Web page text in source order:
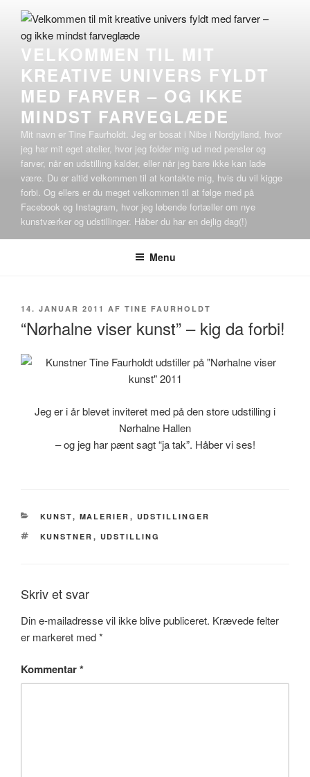
Videre
indhold
VELKOMMEN TIL MIT
KREATIVE UNIVERS FYLDT
MED FARVER – OG IKKE
MINDST FARVEGLÆDE
Mit navn er Tine Faurholdt. Jeg er bosat i Nibe i Nordjylland, hvor
jeg har mit eget atelier, hvor jeg folder mig ud med pensler og
farver, når en udstilling kalder, eller når jeg bare ikke kan lade
være. Du er altid velkommen til at kontakte mig, hvis du vil kigge
forbi. Og ellers er du meget velkommen til at følge med på
Facebook og Instagram, hvor jeg løbende fortæller om nye
kunstværker og udstillinger. Håber du har en dejlig dag(!)
Menu
UDGIVET
DEN
14. JANUAR 2011 AF TINE FAURHOLDT
“Nørhalne viser kunst” – kig da forbi!
Jeg er i år blevet inviteret med på den store udstilling i
Nørhalne Hallen
– og jeg har pænt sagt “ja tak”. Håber vi ses!
KATEGORIER
KUNST, MALERIER , UDSTILLINGER
TAGS
KUNSTNER , UDSTILLING
Skriv et svar
Din e-mailadresse vil ikke blive publiceret. Krævede felter
er markeret med*
Kommentar*